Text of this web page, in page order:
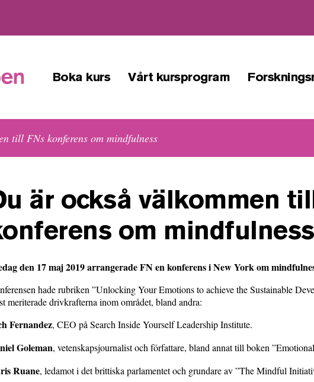
Boka kurs Vårt kursprogram
till FNs konferens om mindfulness
är också välkommen
om mindfulness
den 17 maj 2019 arrangerade FN en konferens i New York om
hade rubriken ”Unlocking Your Emotions to achieve the Sustainable
meriterade drivkrafterna inom området, bland andra:
Fernandez, CEO på Search Inside Yourself Leadership Institute.
Goleman, vetenskapsjournalist och författare, bland annat till boken
Ruane, ledamot i det brittiska parlamentet och grundare av ”The Mindful